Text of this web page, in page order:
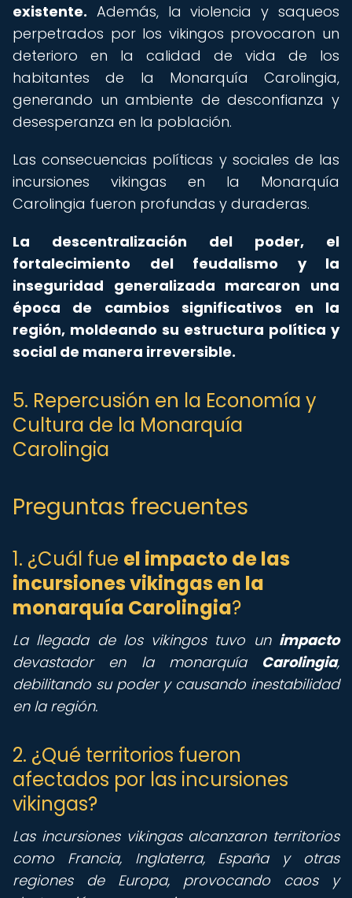
existente. Además, la violencia y saqueos
perpetrados por los vikingos provocaron un
deterioro en la calidad de vida de los
habitantes de la Monarquía Carolingia,
generando un ambiente de desconfianza y
desesperanza en la población.
Las consecuencias políticas y sociales de las
incursiones vikingas en la Monarquía
Carolingia fueron profundas y duraderas.
La descentralización del poder, el
fortalecimiento del feudalismo y la
inseguridad generalizada marcaron una
época de cambios significativos en la
región, moldeando su estructura política y
social de manera irreversible.
5. Repercusión en la Economía y
Cultura de la Monarquía
Carolingia
Preguntas frecuentes
1. ¿Cuál fue el impacto de las
incursiones vikingas en la
monarquía Carolingia?
La llegada de los vikingos tuvo un impacto
devastador en la monarquía Carolingia,
debilitando su poder y causando inestabilidad
en la región.
2. ¿Qué territorios fueron
afectados por las incursiones
vikingas?
Las incursiones vikingas alcanzaron territorios
como Francia, Inglaterra, España y otras
regiones de Europa, provocando caos y